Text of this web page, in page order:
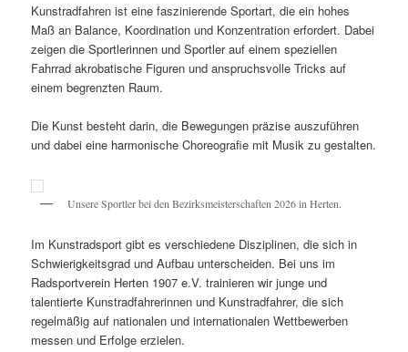
Kunstradfahren ist eine faszinierende Sportart, die ein hohes
Maß an Balance, Koordination und Konzentration erfordert. Dabei
zeigen die Sportlerinnen und Sportler auf einem speziellen
Fahrrad akrobatische Figuren und anspruchsvolle Tricks auf
einem begrenzten Raum.
Die Kunst besteht darin, die Bewegungen präzise auszuführen
und dabei eine harmonische Choreografie mit Musik zu gestalten.
Unsere Sportler bei den Bezirksmeisterschaften 2026 in Herten.
Im Kunstradsport gibt es verschiedene Disziplinen, die sich in
Schwierigkeitsgrad und Aufbau unterscheiden. Bei uns im
Radsportverein Herten 1907 e.V. trainieren wir junge und
talentierte Kunstradfahrerinnen und Kunstradfahrer, die sich
regelmäßig auf nationalen und internationalen Wettbewerben
messen und Erfolge erzielen.